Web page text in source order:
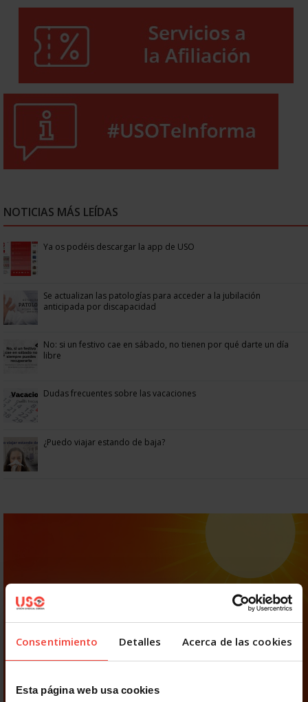
Consentimiento Detalles Acerca de las cookies
Esta página web usa cookies
NOTICIAS MÁS LEÍDAS
Ya os podéis descargar la app de USO
Se actualizan las patologías para acceder a la jubilación
anticipada por discapacidad
No: si un festivo cae en sábado, no tienen por qué darte un día
libre
Dudas frecuentes sobre las vacaciones
¿Puedo viajar estando de baja?